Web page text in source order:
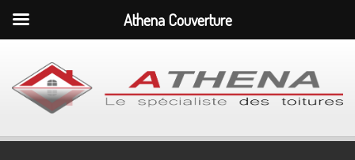
Athena Couverture